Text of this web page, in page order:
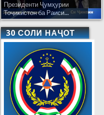
Президенти Ҷумҳурии
Тоҷикистон ба Раиси...
30 СОЛИ НАҶОТ